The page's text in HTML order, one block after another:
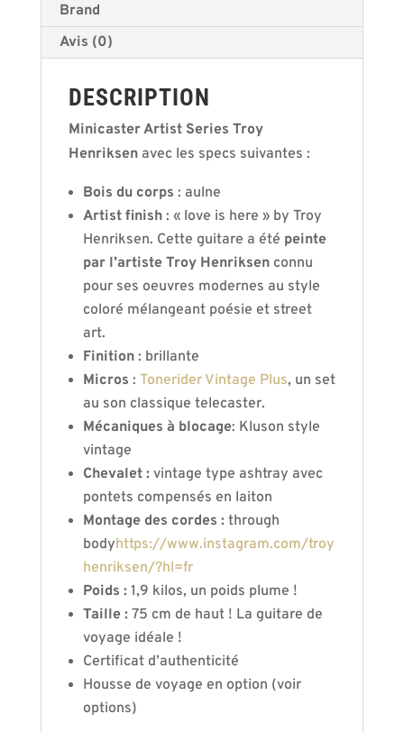
Brand
Avis (0)
DESCRIPTION
Minicaster Artist Series Troy
Henriksen avec les specs suivantes :
Bois du corps : aulne
Artist finish: « love is here » by Troy
Henriksen. Cette guitare a été peinte
par l’artiste Troy Henriksenconnu
pour ses oeuvres modernes au style
coloré mélangeant poésie et street
art.
Finition: brillante
Micros : Tonerider Vintage Plus, un set
au son classique telecaster.
Mécaniques à blocage: Kluson style
vintage
Chevalet : vintage type ashtray avec
pontets compensés en laiton
Montage des cordes :through
bodyhttps://www.instagram.com/troy
henriksen/?hl=fr
Poids :1,9 kilos, un poids plume !
Taille :75 cm de haut ! La guitare de
voyage idéale !
Certificat d’authenticité
Housse de voyage en option (voir
options)